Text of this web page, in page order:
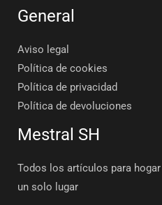
General
Aviso legal
Política de cookies
Política de privacidad
Política de devoluciones
Mestral SH
Todos los artículos para
un solo lugar